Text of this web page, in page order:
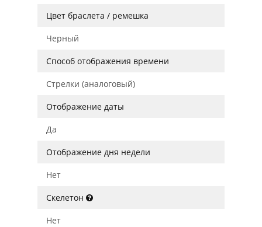
Цвет браслета / ремешка
Черный
Способ отображения времени
Стрелки (аналоговый)
Отображение даты
Да
Отображение дня недели
Нет
Скелетон
Нет